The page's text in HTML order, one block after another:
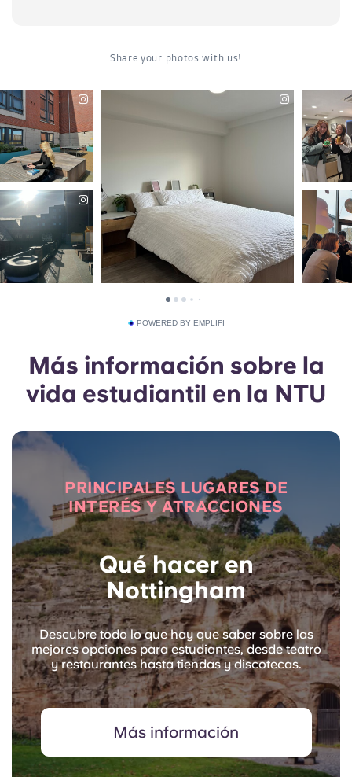
POWERED BY EMPLIFI
Más información sobre la
vida estudiantil en la NTU
PRINCIPALES LUGARES DE
INTERÉS Y ATRACCIONES
Qué hacer en
Nottingham
Descubre todo lo que hay que saber sobre las
mejores opciones para estudiantes, desde teatro
y restaurantes hasta tiendas y discotecas.
Más información